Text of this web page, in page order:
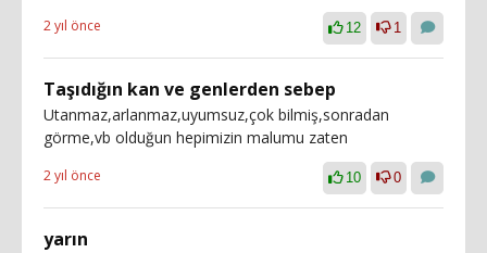
2 yıl önce 12 1
Taşıdığın kan ve genlerden sebep
Utanmaz,arlanmaz,uyumsuz,çok bilmiş,sonradan
görme,vb olduğun hepimizin malumu zaten
2 yıl önce 10 0
yarın